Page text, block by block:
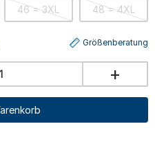
46 = 3XL 48 = 4XL
Größenberatung
+